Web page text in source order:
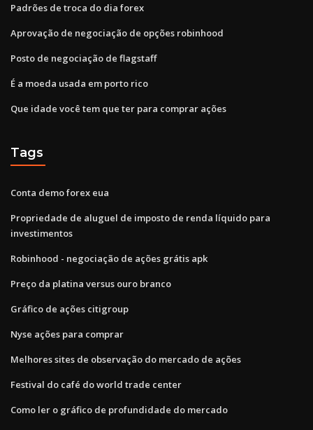
Padrões de troca do dia forex
Aprovação de negociação de opções robinhood
Posto de negociação de flagstaff
É a moeda usada em porto rico
Que idade você tem que ter para comprar ações
Tags
Conta demo forex eua
Propriedade de aluguel de imposto de renda líquido para
investimentos
Robinhood - negociação de ações grátis apk
Preço da platina versus ouro branco
Gráfico de ações citigroup
Nyse ações para comprar
Melhores sites de observação do mercado de ações
Festival do café do world trade center
Como ler o gráfico de profundidade do mercado